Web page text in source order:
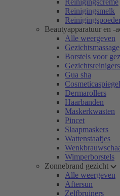
Reinigingscrème
Reinigingsmelk
Beautyapparatuur en -
Alle weergeven
Gezichtsmassage
Borstels voor
Gezichtsreinigers
Gua sha
Cosmeticaspiegel
Dermarollers
Haarbanden
Maskerkwasten
Pincet
Slaapmaskers
Wattenstaafjes
Wimperborstels
Zonnebrand gezicht
Alle weergeven
Aftersun
Zelfbruiners